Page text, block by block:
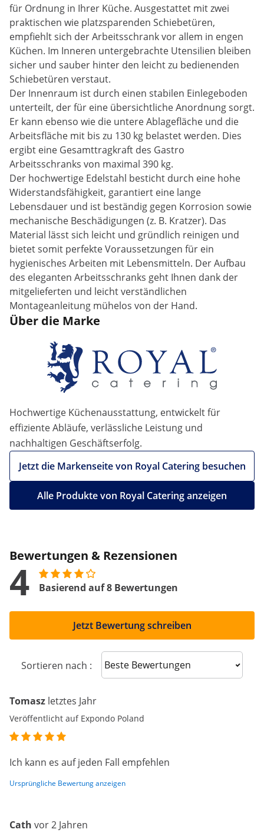
für Ordnung in Ihrer Küche. Ausgestattet mit zwei
praktischen wie platzsparenden Schiebetüren,
empfiehlt sich der Arbeitsschrank vor allem in engen
Küchen. Im Inneren untergebrachte Utensilien bleiben
sicher und sauber hinter den leicht zu bedienenden
Schiebetüren verstaut.
Der Innenraum ist durch einen stabilen Einlegeboden
unterteilt, der für eine übersichtliche Anordnung sorgt.
Er kann ebenso wie die untere Ablagefläche und die
Arbeitsfläche mit bis zu 130 kg belastet werden. Dies
ergibt eine Gesamttragkraft des Gastro
Arbeitsschranks von maximal 390 kg.
Der hochwertige Edelstahl besticht durch eine hohe
Widerstandsfähigkeit, garantiert eine lange
Lebensdauer und ist beständig gegen Korrosion sowie
mechanische Beschädigungen (z. B. Kratzer). Das
Material lässt sich leicht und gründlich reinigen und
bietet somit perfekte Voraussetzungen für ein
hygienisches Arbeiten mit Lebensmitteln. Der Aufbau
des eleganten Arbeitsschranks geht Ihnen dank der
mitgelieferten und leicht verständlichen
Montageanleitung mühelos von der Hand.
Über die Marke
Hochwertige Küchenausstattung, entwickelt für
effiziente Abläufe, verlässliche Leistung und
nachhaltigen Geschäftserfolg.
Jetzt die Markenseite von Royal Catering besuchen
Alle Produkte von Royal Catering anzeigen
Bewertungen & Rezensionen
4 Basierend auf 8 Bewertungen
Jetzt Bewertung schreiben
Sortieren nach : Sort reviews
Tomasz letztes Jahr
Veröffentlicht auf Expondo Poland
Ich kann es auf jeden Fall empfehlen
Ursprüngliche Bewertung anzeigen
Cath vor 2 Jahren